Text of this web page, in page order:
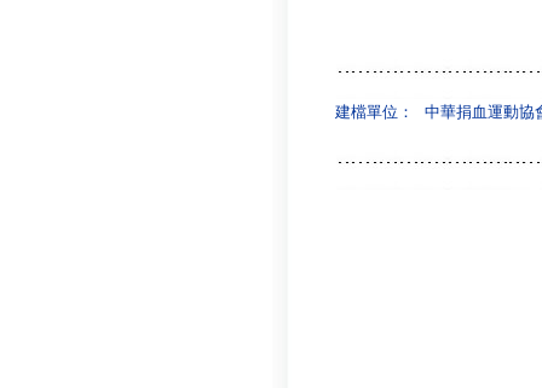
建檔單位： 中華捐血運動協